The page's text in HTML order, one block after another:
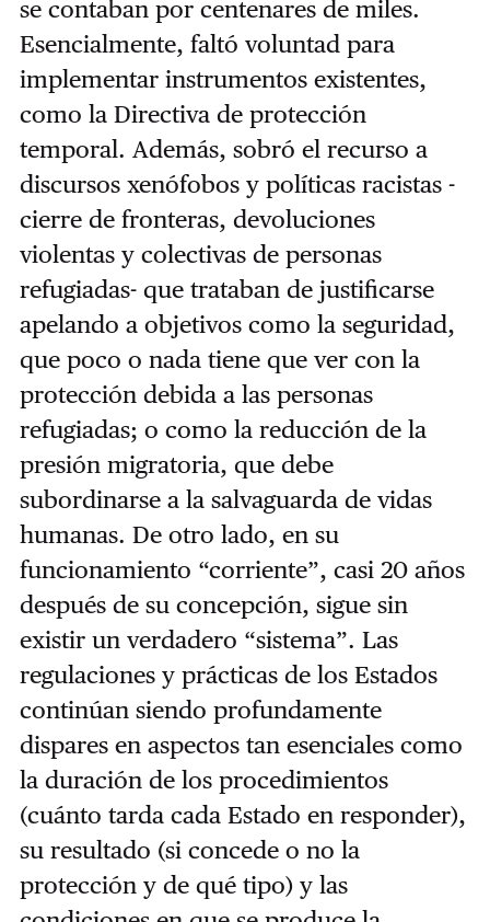
se contaban por centenares de miles.
Esencialmente, faltó voluntad para
implementar instrumentos existentes,
como la Directiva de protección
temporal. Además, sobró el recurso a
discursos xenófobos y políticas racistas -
cierre de fronteras, devoluciones
violentas y colectivas de personas
refugiadas- que trataban de justificarse
apelando a objetivos como la seguridad,
que poco o nada tiene que ver con la
protección debida a las personas
refugiadas; o como la reducción de la
presión migratoria, que debe
subordinarse a la salvaguarda de vidas
humanas. De otro lado, en su
funcionamiento “corriente”, casi 20 años
después de su concepción, sigue sin
existir un verdadero “sistema”. Las
regulaciones y prácticas de los Estados
continúan siendo profundamente
dispares en aspectos tan esenciales como
la duración de los procedimientos
(cuánto tarda cada Estado en responder),
su resultado (si concede o no la
protección y de qué tipo) y las